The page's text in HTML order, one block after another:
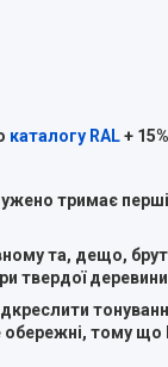
каталогу RAL+
тримає перші
та, дещо,
твердої
обережні, тому